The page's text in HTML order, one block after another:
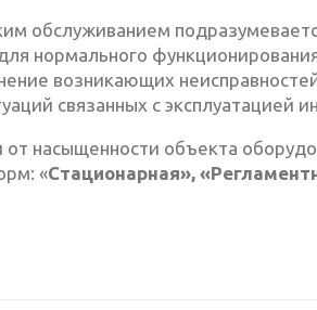
обслуживанием
нормального
возникающих
связанных с эксплуатацией
от насыщенности объекта
«Стационарная»,